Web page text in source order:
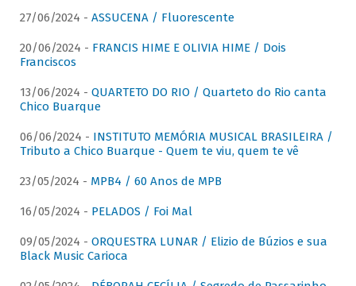
27/06/2024 - ASSUCENA / Fluorescente
20/06/2024 - FRANCIS HIME E OLIVIA HIME / Dois
Franciscos
13/06/2024 - QUARTETO DO RIO / Quarteto do Rio canta
Chico Buarque
06/06/2024 - INSTITUTO MEMÓRIA MUSICAL BRASILEIRA /
Tributo a Chico Buarque - Quem te viu, quem te vê
23/05/2024 - MPB4 / 60 Anos de MPB
16/05/2024 - PELADOS / Foi Mal
09/05/2024 - ORQUESTRA LUNAR / Elizio de Búzios e sua
Black Music Carioca